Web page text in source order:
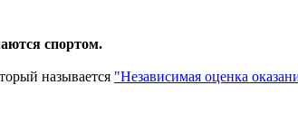
спортом.
называется "Независимая оценка